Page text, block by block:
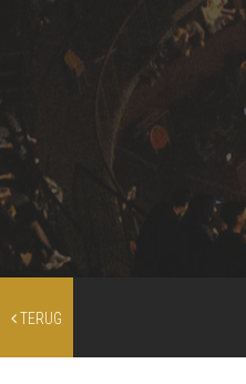
TERUG